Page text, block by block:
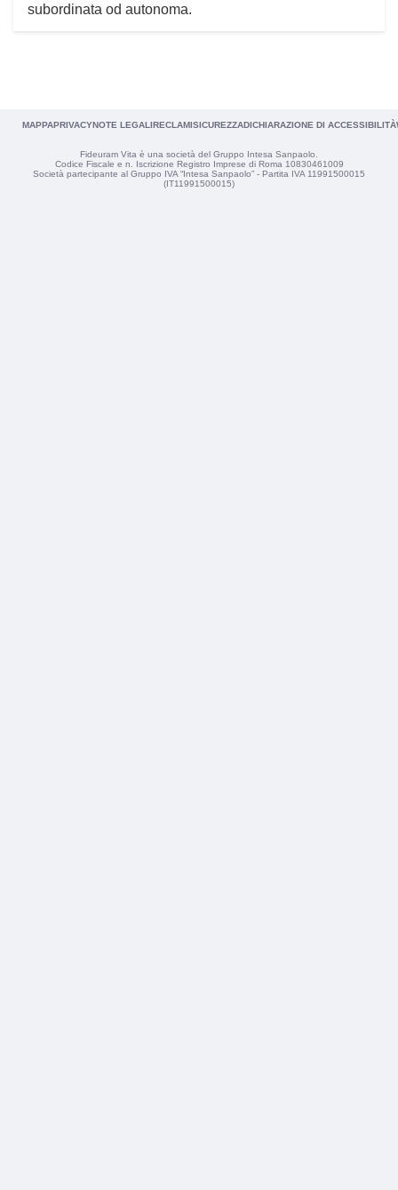
subordinata od autonoma.
MAPPAPRIVACYNOTE LEGALIRECLAMISICUREZZADICHIARAZIONE DI ACCESSIBILITÀ
Fideuram Vita è una società del Gruppo Intesa Sanpaolo.
Codice Fiscale e n. Iscrizione Registro Imprese di Roma 10830461009
Società partecipante al Gruppo IVA “Intesa Sanpaolo” - Partita IVA 11991500015
(IT11991500015)